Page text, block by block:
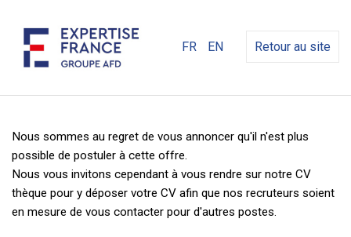
FR EN Retour au site
Nous sommes au regret de vous annoncer qu'il n'est plus
possible de postuler à cette offre.
Nous vous invitons cependant à vous rendre sur notre CV
thèque pour y déposer votre CV afin que nos recruteurs soient
en mesure de vous contacter pour d'autres postes.